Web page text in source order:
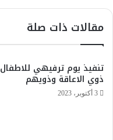
مقالات ذات صلة
تنفيذ يوم ترفيهي للاطفال
ذوي الاعاقة وذويهم
3 أكتوبر، 2023